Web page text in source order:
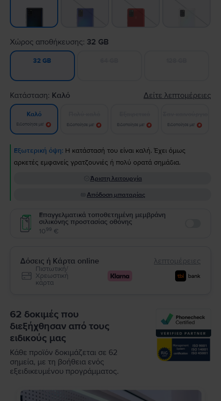
Χώρος αποθήκευσης: 32 GB
32 GB
Κατάσταση: Καλό Δείτε λεπτομέρειες
Καλό
Ειδοποίησε με! Ειδοποίησε με! Ειδοποίησε με! Ειδοποίησε με!
Εξωτερική όψη: Η κατάστασή του είναι καλή. Έχει όμως
αρκετές εμφανείς γρατζουνιές ή πολύ ορατά σημάδια.
Άριστη λειτουργία
Απόδοση μπαταρίας
Επαγγελματικά τοποθετημένη μεμβράνη
σιλικόνης προστασίας οθόνης
1099 €
Δόσεις ή Κάρτα online λεπτομέρειες
Πιστωτική/
Χρεωστική
κάρτα
62 δοκιμές που
διεξήχθησαν από τους
ειδικούς μας
Κάθε προϊόν δοκιμάζεται σε 62
σημεία, με τη βοήθεια ενός
εξειδικευμένου προγράμματος.